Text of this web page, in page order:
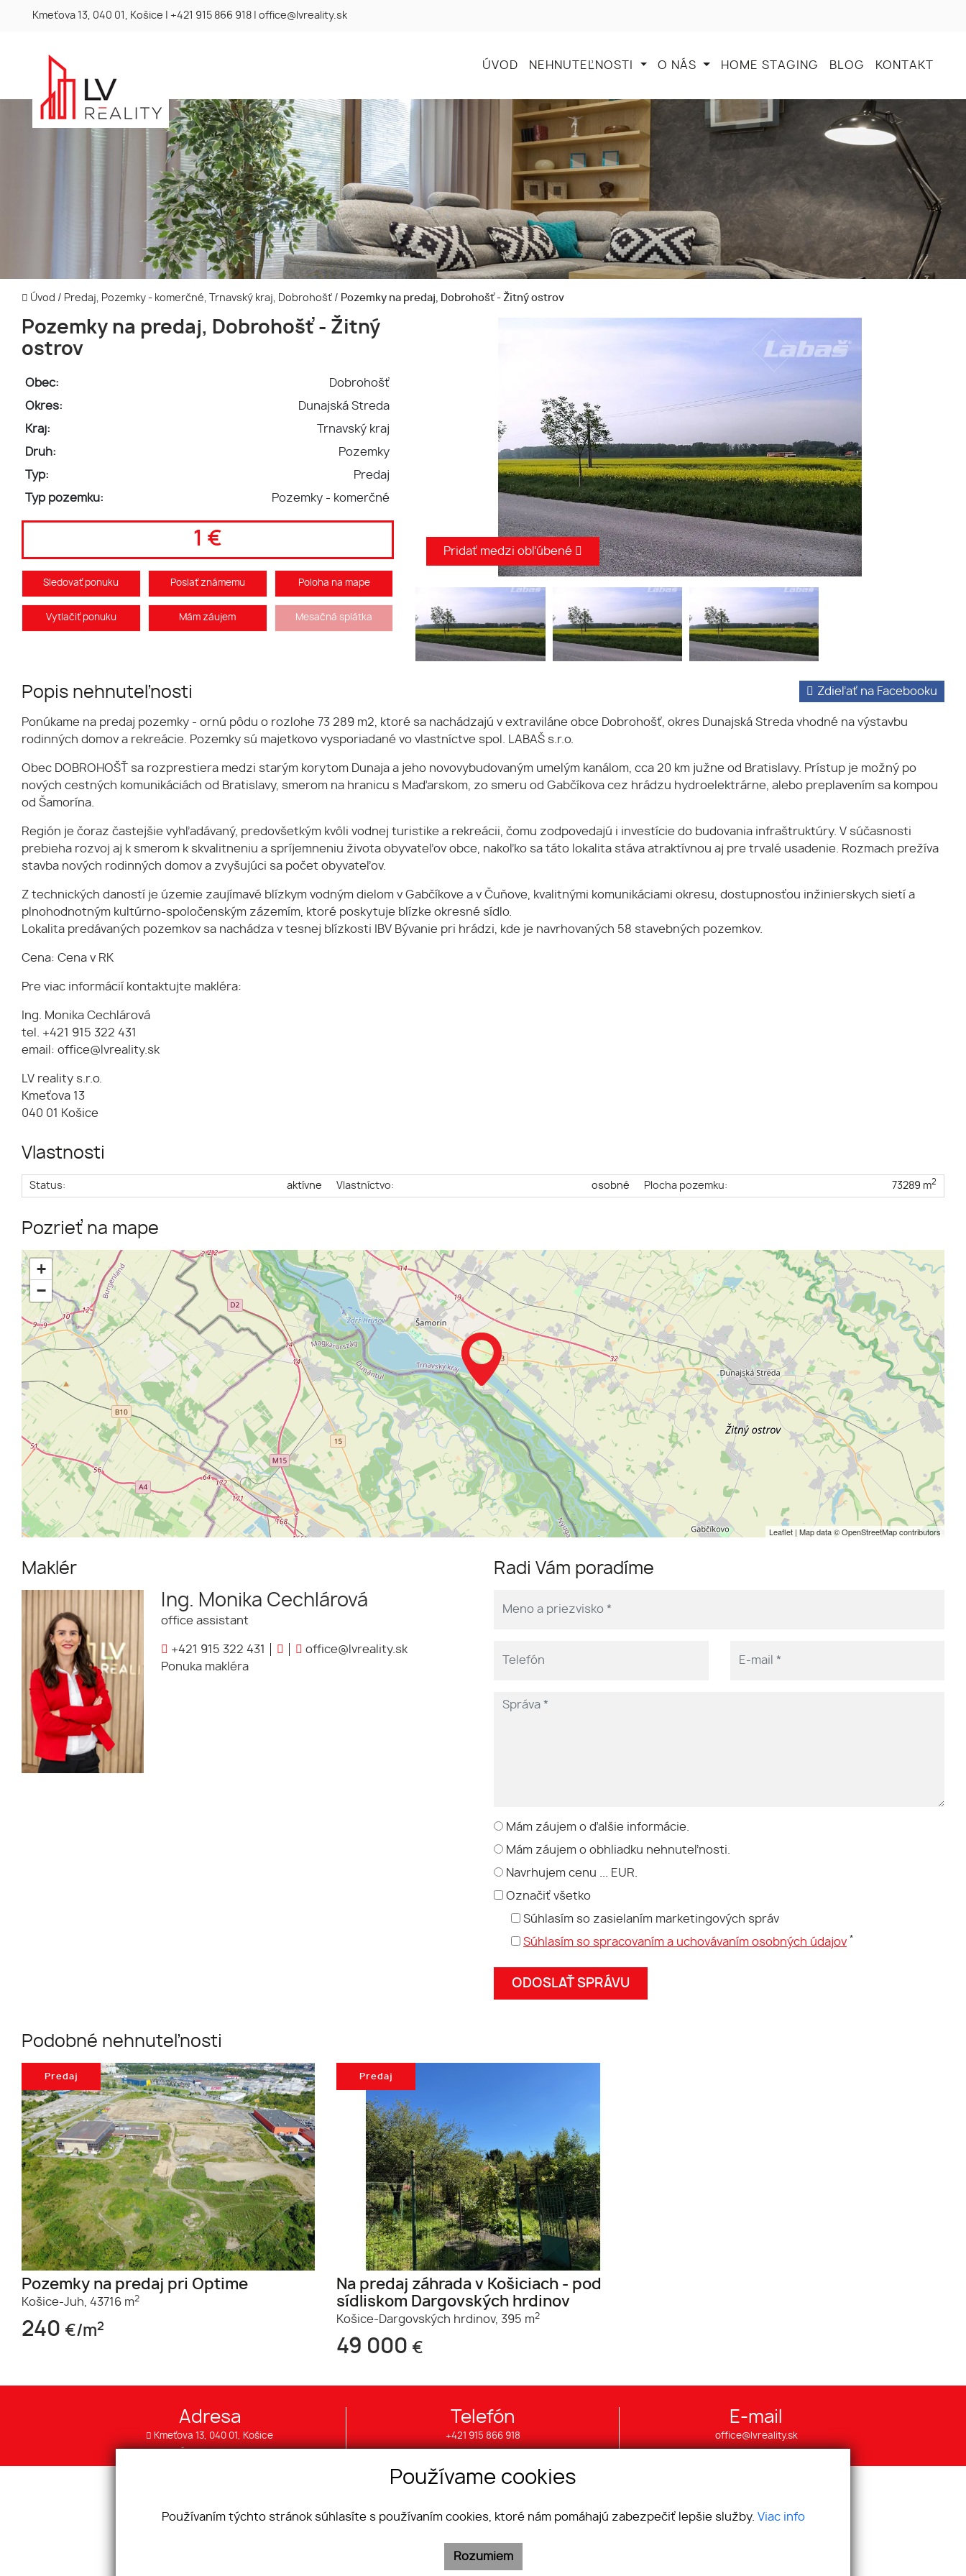
Kmeťova 13, 040 01, Košice +421 915 866 918 office@lvreality.sk
ÚVOD NEHNUTEĽNOSTI O NÁS HOME STAGING BLOG KONTAKT
Úvod / Predaj, Pozemky - komerčné, Trnavský kraj, Dobrohošť / Pozemky na predaj, Dobrohošť - Žitný ostrov
Pozemky na predaj, Dobrohošť - Žitný
ostrov
Obec:
Dobrohošť
Okres:
Dunajská Streda
Kraj:
Trnavský kraj
Druh:
Pozemky
Typ:
Predaj
Typ pozemku:
Pozemky - komerčné
1 €
Sledovať ponuku Poslať známemu Poloha na mape
Vytlačiť ponuku Mám záujem Mesačná splátka
Pridať medzi obľúbené
Popis nehnuteľnosti Zdieľať na Facebooku
Ponúkame na predaj pozemky - ornú pôdu o rozlohe 73 289 m2, ktoré sa nachádzajú v extraviláne obce Dobrohošť, okres Dunajská Streda vhodné na výstavbu
rodinných domov a rekreácie. Pozemky sú majetkovo vysporiadané vo vlastníctve spol. LABAŠ s.r.o.
Obec DOBROHOŠŤ sa rozprestiera medzi starým korytom Dunaja a jeho novovybudovaným umelým kanálom, cca 20 km južne od Bratislavy. Prístup je možný po
nových cestných komunikáciách od Bratislavy, smerom na hranicu s Maďarskom, zo smeru od Gabčíkova cez hrádzu hydroelektrárne, alebo preplavením sa kompou
od Šamorína.
Región je čoraz častejšie vyhľadávaný, predovšetkým kvôli vodnej turistike a rekreácii, čomu zodpovedajú i investície do budovania infraštruktúry. V súčasnosti
prebieha rozvoj aj k smerom k skvalitneniu a spríjemneniu života obyvateľov obce, nakoľko sa táto lokalita stáva atraktívnou aj pre trvalé usadenie. Rozmach prežíva
stavba nových rodinných domov a zvyšujúci sa počet obyvateľov.
Z technických daností je územie zaujímavé blízkym vodným dielom v Gabčíkove a v Čuňove, kvalitnými komunikáciami okresu, dostupnosťou inžinierskych sietí a
plnohodnotným kultúrno-spoločenským zázemím, ktoré poskytuje blízke okresné sídlo.
Lokalita predávaných pozemkov sa nachádza v tesnej blízkosti IBV Bývanie pri hrádzi, kde je navrhovaných 58 stavebných pozemkov.
Cena: Cena v RK
Pre viac informácií kontaktujte makléra:
Ing. Monika Cechlárová
tel. +421 915 322 431
email: office@lvreality.sk
LV reality s.r.o.
Kmeťova 13
040 01 Košice
Vlastnosti
Status: aktívne Vlastníctvo: osobné Plocha pozemku: 73289 m2
Pozrieť na mape
+
−
Leaflet | Map data ©OpenStreetMapcontributors
Maklér
Ing. Monika Cechlárová
office assistant
+421 915 322 431
office@lvreality.sk
Ponuka makléra
Radi Vám poradíme
Mám záujem o ďalšie informácie.
Mám záujem o obhliadku nehnuteľnosti.
Navrhujem cenu ... EUR.
Označiť všetko
Súhlasím so zasielaním marketingových správ
Súhlasím so spracovaním a uchovávaním osobných údajov *
Podobné nehnuteľnosti
Predaj
Pozemky na predaj pri Optime
Košice-Juh, 43716 m2
240 €/m2
Predaj
Na predaj záhrada v Košiciach - pod
sídliskom Dargovských hrdinov
Košice-Dargovských hrdinov, 395 m2
49 000 €
Adresa
Kmeťova 13, 040 01, Košice
Telefón
+421 915 866 918
E-mail
office@lvreality.sk
Blog
Nehnuteľnosti
Objekty
Priestory
Používame cookies
Používaním týchto stránok súhlasíte s používaním cookies, ktoré nám pomáhajú zabezpečiť lepšie služby. Viac info
Rozumiem